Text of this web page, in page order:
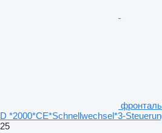
D *2000*CE*Schnellwechsel*3-
25